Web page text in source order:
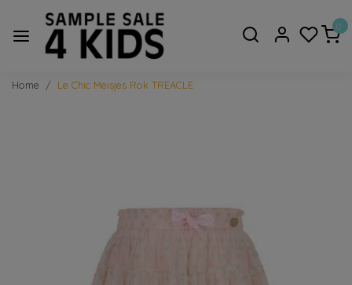
0
Home Le Chic Meisjes Rok TREACLE